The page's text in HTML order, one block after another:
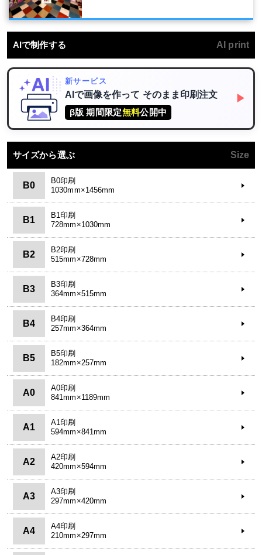
AIで制作する AI print
新サービス
AIで画像を作って そのまま印刷注文
β版 期間限定無料公開中
▶
サイズから選ぶ Size
B0
B0印刷
1030mm×1456mm
B1
B1印刷
728mm×1030mm
B2
B2印刷
515mm×728mm
B3
B3印刷
364mm×515mm
B4
B4印刷
257mm×364mm
B5
B5印刷
182mm×257mm
A0
A0印刷
841mm×1189mm
A1
A1印刷
594mm×841mm
A2
A2印刷
420mm×594mm
A3
A3印刷
297mm×420mm
A4
A4印刷
210mm×297mm